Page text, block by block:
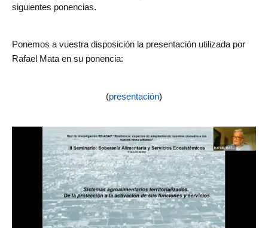
siguientes ponencias.
Ponemos a vuestra disposición la presentación utilizada por
Rafael Mata en su ponencia:
(presentación)